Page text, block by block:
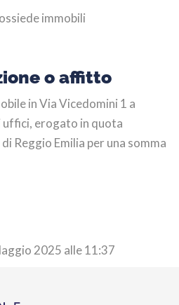
immobili
o affitto
in Via Vicedomini 1 a
uffici, erogato in quota
Reggio Emilia per una somma
2025 alle 11:37